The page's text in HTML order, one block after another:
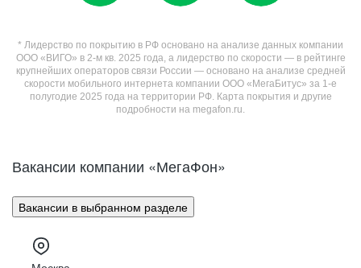
* Лидерство по покрытию в РФ основано на анализе данных компании
ООО «ВИГО» в 2-м кв. 2025 года, а лидерство по скорости — в рейтинге
крупнейших операторов связи России — основано на анализе средней
скорости мобильного интернета компании ООО «МегаБитус» за 1-е
полугодие 2025 года на территории РФ. Карта покрытия и другие
подробности на megafon.ru.
Вакансии компании «МегаФон»
Вакансии в выбранном разделе